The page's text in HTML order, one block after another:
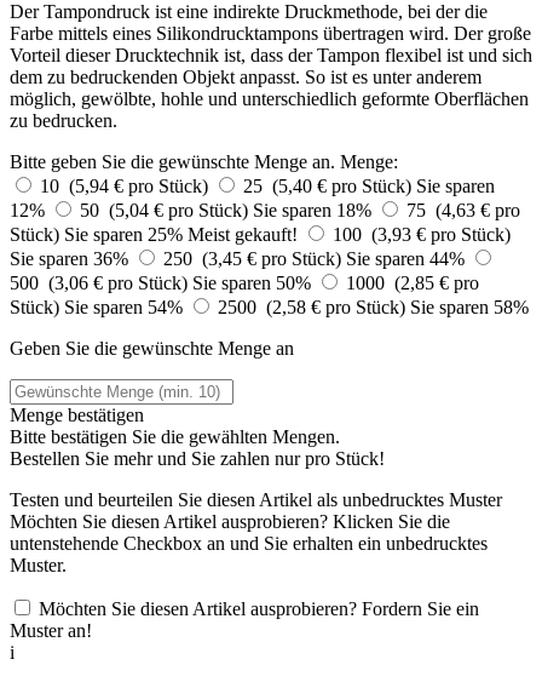
Der Tampondruck ist eine indirekte Druckmethode, bei der die
Farbe mittels eines Silikondrucktampons übertragen wird. Der große
Vorteil dieser Drucktechnik ist, dass der Tampon flexibel ist und sich
dem zu bedruckenden Objekt anpasst. So ist es unter anderem
möglich, gewölbte, hohle und unterschiedlich geformte Oberflächen
zu bedrucken.
Bitte geben Sie die gewünschte Menge an. Menge:
10 (5,94 € pro Stück)
25 (5,40 € pro Stück) Sie sparen
12%
50 (5,04 € pro Stück) Sie sparen 18%
75 (4,63 € pro
Stück) Sie sparen 25% Meist gekauft!
100 (3,93 € pro Stück)
Sie sparen 36%
250 (3,45 € pro Stück) Sie sparen 44%
500 (3,06 € pro Stück) Sie sparen 50%
1000 (2,85 € pro
Stück) Sie sparen 54% 2500 (2,58 € pro Stück) Sie sparen 58%
Geben Sie die gewünschte Menge an
Menge bestätigen
Bitte bestätigen Sie die gewählten Mengen.
Bestellen Sie mehr und Sie zahlen nurpro Stück!
Testen und beurteilen Sie diesen Artikel als unbedrucktes Muster
Möchten Sie diesen Artikel ausprobieren? Klicken Sie die
untenstehende Checkbox an und Sie erhalten ein unbedrucktes
Muster.
Möchten Sie diesen Artikel ausprobieren? Fordern Sie ein
Muster an!
i